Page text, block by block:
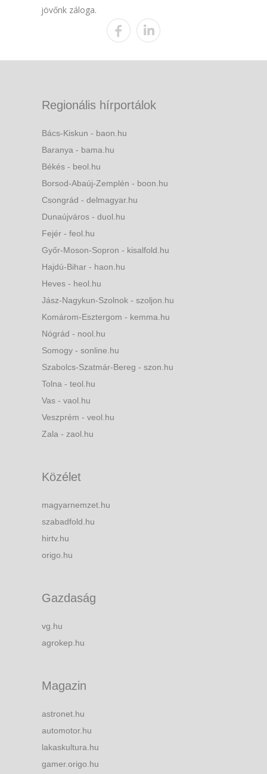
jövőnk záloga.
Regionális hírportálok
Bács-Kiskun - baon.hu
Baranya - bama.hu
Békés - beol.hu
Borsod-Abaúj-Zemplén - boon.hu
Csongrád - delmagyar.hu
Dunaújváros - duol.hu
Fejér - feol.hu
Győr-Moson-Sopron - kisalfold.hu
Hajdú-Bihar - haon.hu
Heves - heol.hu
Jász-Nagykun-Szolnok - szoljon.hu
Komárom-Esztergom - kemma.hu
Nógrád - nool.hu
Somogy - sonline.hu
Szabolcs-Szatmár-Bereg - szon.hu
Tolna - teol.hu
Vas - vaol.hu
Veszprém - veol.hu
Zala - zaol.hu
Közélet
magyarnemzet.hu
szabadfold.hu
hirtv.hu
origo.hu
Gazdaság
vg.hu
agrokep.hu
Magazin
astronet.hu
automotor.hu
lakaskultura.hu
gamer.origo.hu